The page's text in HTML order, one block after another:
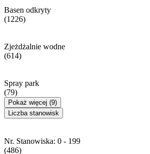
Basen odkryty
(1226)
Zjeżdżalnie wodne
(614)
Spray park
(79)
Pokaż więcej (9)
Liczba stanowisk
Nr. Stanowiska: 0 - 199
(486)